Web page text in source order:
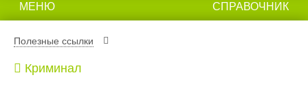
МЕНЮ СПРАВОЧНИК
Полезные ссылки
Криминал